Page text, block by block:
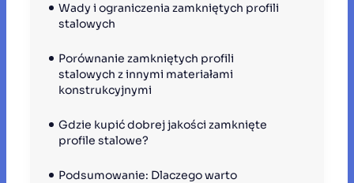
Wady i ograniczenia zamkniętych profili
stalowych
Porównanie zamkniętych profili
stalowych z innymi materiałami
konstrukcyjnymi
Gdzie kupić dobrej jakości zamknięte
profile stalowe?
Podsumowanie: Dlaczego warto